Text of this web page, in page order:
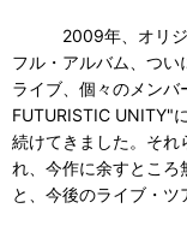
2009年、オリジナ
フル・アルバム、つ
ライブ、個々のメン
FUTURISTIC UNITY"
続けてきました。それ
れ、今作に余すところ
と、今後のライブ・ツ